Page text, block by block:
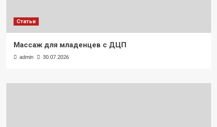
Статьи
Массаж для младенцев с ДЦП
admin 30.07.2026